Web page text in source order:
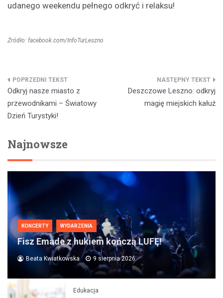
udanego weekendu pełnego odkryć i relaksu!
Źródło: facebook.com/InfoTurLeszno
Nawigacja
wpisu
Odkryj nasze miasto z
przewodnikami – Światowy
Dzień Turystyki!
Deszczowe Leszno: odkryj
magię miejskich kałuż
Najnowsze
KONCERTY WYDARZENIA
Fisz Emade z hukiem kończą LUFĘ!
Beata Kwiatkowska 9 sierpnia 2026
Edukacja